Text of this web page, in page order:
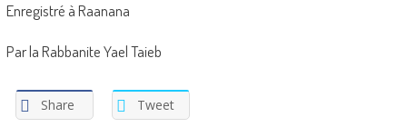
Enregistré à Raanana
Par la Rabbanite Yael Taieb
Share Tweet